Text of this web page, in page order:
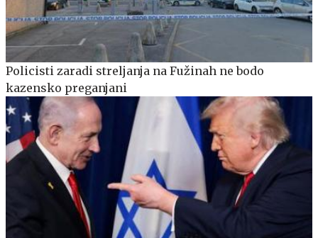
Policisti zaradi streljanja na Fužinah ne bodo
kazensko preganjani